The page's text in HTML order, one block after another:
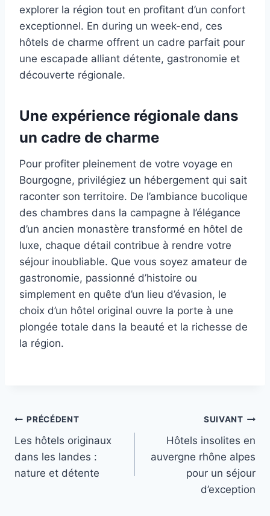
explorer la région tout en profitant d’un confort
exceptionnel. En during un week-end, ces
hôtels de charme offrent un cadre parfait pour
une escapade alliant détente, gastronomie et
découverte régionale.
Une expérience régionale dans
un cadre de charme
Pour profiter pleinement de votre voyage en
Bourgogne, privilégiez un hébergement qui sait
raconter son territoire. De l’ambiance bucolique
des chambres dans la campagne à l’élégance
d’un ancien monastère transformé en hôtel de
luxe, chaque détail contribue à rendre votre
séjour inoubliable. Que vous soyez amateur de
gastronomie, passionné d’histoire ou
simplement en quête d’un lieu d’évasion, le
choix d’un hôtel original ouvre la porte à une
plongée totale dans la beauté et la richesse de
la région.
Navigation
de
l’article
PRÉCÉDENT
Les hôtels originaux
dans les landes :
nature et détente
SUIVANT
Hôtels insolites en
auvergne rhône alpes
pour un séjour
d’exception